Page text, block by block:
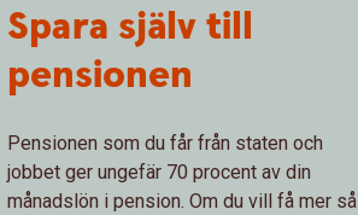
Spara själv till
pensionen
Pensionen som du får från staten och
jobbet ger ungefär 70 procent av din
månadslön i pension. Om du vill få mer så